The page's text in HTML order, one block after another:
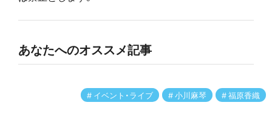
あなたへのオススメ記事
イベント・ライブ 小川麻琴 福原香織